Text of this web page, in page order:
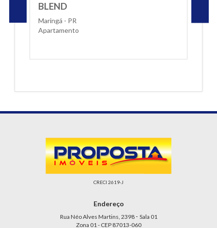
BLEND
Maringá - PR
Apartamento
CRECI 2619-J
Endereço
Rua Néo Alves Martins, 2398 - Sala 01
Zona 01 - CEP 87013-060